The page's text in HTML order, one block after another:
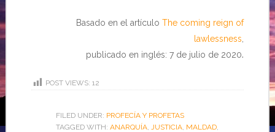
Basado en el artículoThe coming reign of
lawlessness
publicado en inglés: 7 de julio de 2020.
POST VIEWS: 12
FILED UNDER: PROFECÍA Y PROFETAS
TAGGED WITH: ANARQUÍA, JUSTICIA, MALDAD,